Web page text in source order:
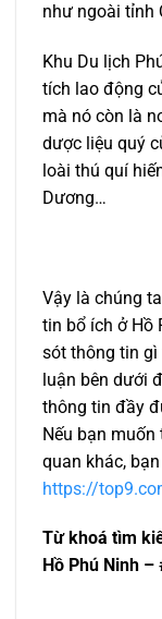
như ngoài tỉnh
Khu Du lịch
tích lao động
mà nó còn là
dược liệu quý
loài thú quí
Dương…
Vậy là chúng
tin bổ ích ở Hồ
sót thông tin gì
luận bên dưới
thông tin đầy
Nếu bạn
quan khác,
https://
Từ khoá tìm
Hồ Phú Ninh –